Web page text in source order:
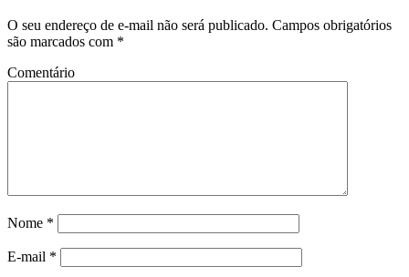
O seu endereço de e-mail não será publicado. Campos obrigatórios
são marcados com *
Comentário
Nome *
E-mail *